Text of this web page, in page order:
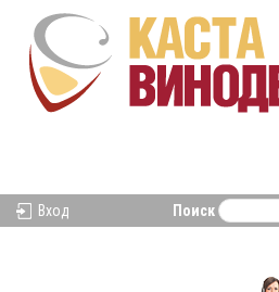
Вход Поиск